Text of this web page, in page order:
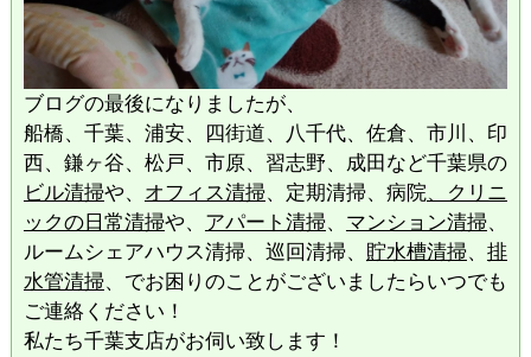
ブログの最後になりましたが、
船橋、千葉、浦安、四街道、八千代、佐倉、市川、印
西、鎌ヶ谷、松戸、市原、習志野、成田など千葉県の
ビル清掃や、 オフィス清掃、定期清掃、病院、クリニ
ックの日常清掃や、 アパート清掃、 マンション清掃、
ルームシェアハウス清掃、巡回清掃、 貯水槽清掃、 排
水管清掃、でお困りのことがございましたらいつでも
ご連絡ください！
私たち千葉支店がお伺い致します！